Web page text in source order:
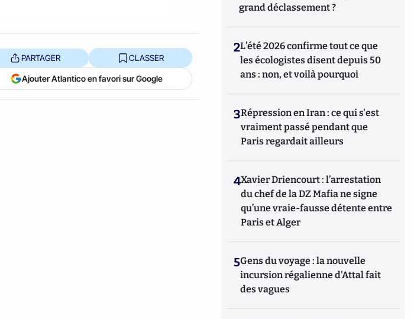
PARTAGER CLASSER
Ajouter Atlantico en favori sur Google
grand déclassement ?
2L’été 2026 confirme tout ce que
les écologistes disent depuis 50
ans : non, et voilà pourquoi
3Répression en Iran : ce qui s'est
vraiment passé pendant que
Paris regardait ailleurs
4Xavier Driencourt : l’arrestation
du chef de la DZ Mafia ne signe
qu’une vraie-fausse détente entre
Paris et Alger
5Gens du voyage : la nouvelle
incursion régalienne d'Attal fait
des vagues